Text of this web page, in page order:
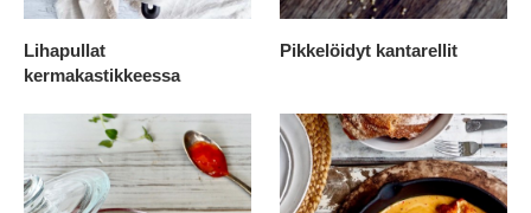
Lihapullat
kermakastikkeessa
Pikkelöidyt kantarellit